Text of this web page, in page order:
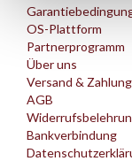
OS-Plattform
Partnerprogramm
Über uns
Versand & Zahlung
AGB
Bankverbindung